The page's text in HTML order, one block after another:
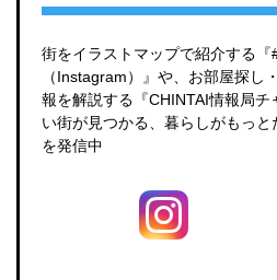
街をイラストマップで紹介する『
（Instagram）』や、お部屋探し
報を解説する『CHINTAI情報局チ
い街が見つかる、暮らしがもっ
を発信中